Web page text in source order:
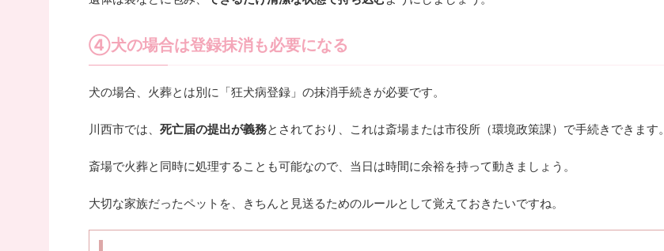
④犬の場合は登録抹消も必要になる
犬の場合、火葬とは別に「狂犬病登録」の抹消手続きが必要です。
川西市では、 死亡届の提出が義務とされており、これは斎場または市役所（環境政策課）で手続きできます。
斎場で火葬と同時に処理することも可能なので、当日は時間に余裕を持って動きましょう。
大切な家族だったペットを、きちんと見送るためのルールとして覚えておきたいですね。